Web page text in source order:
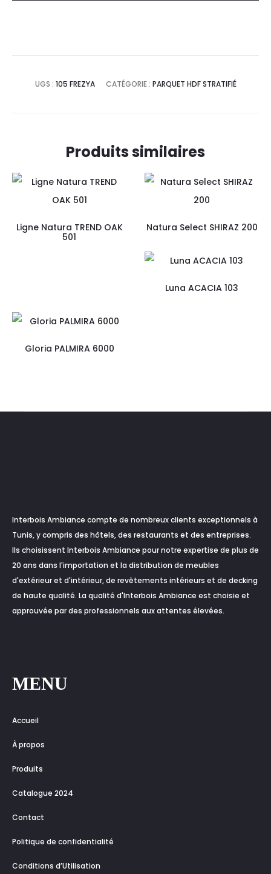
UGS : 105 FREZYA CATÉGORIE : PARQUET HDF STRATIFIÉ
Produits similaires
Ligne Natura TREND OAK
501
Natura Select SHIRAZ 200
Luna ACACIA 103
Gloria PALMIRA 6000
Interbois Ambiance compte de nombreux clients exceptionnels à
Tunis, y compris des hôtels, des restaurants et des entreprises.
Ils choisissent Interbois Ambiance pour notre expertise de plus de
20 ans dans l'importation et la distribution de meubles
d'extérieur et d'intérieur, de revêtements intérieurs et de decking
de haute qualité. La qualité d'Interbois Ambiance est choisie et
approuvée par des professionnels aux attentes élevées.
MENU
Accueil
À propos
Produits
Catalogue 2024
Contact
Politique de confidentialité
Conditions d’Utilisation